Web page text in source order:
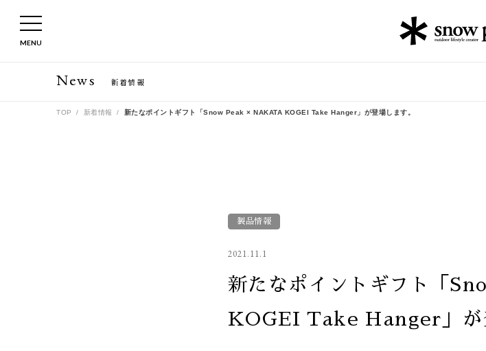
MENU
News 新着情報
TOP 新着情報 新たなポイントギフト「Snow Peak × NAKATA KOGEI Take Hanger」が登場します。
製品情報
2021.11.1
新たなポイントギフト「
KOGEI Take Hanger」が